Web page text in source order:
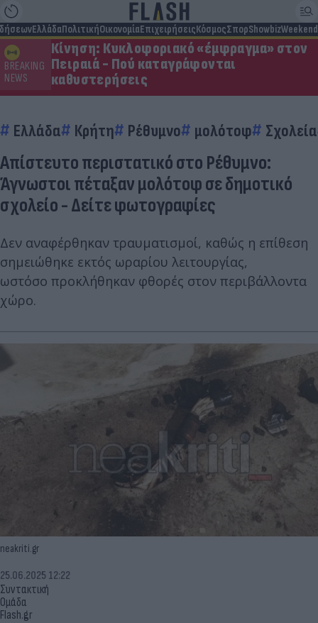
ΕλλάδαΠολιτικήΟικονομίαΕπιχειρήσειςΚόσμοςΣπορShowbizWeekend
BREAKING
NEWS
Κίνηση: Κυκλοφοριακό «έμφραγμα» στον
Πειραιά - Πού καταγράφονται
καθυστερήσεις
Ελλάδα Κρήτη Ρέθυμνο μολότοφ Σχολεία
Απίστευτο περιστατικό στο Ρέθυμνο:
Άγνωστοι πέταξαν μολότοφ σε δημοτικό
σχολείο - Δείτε φωτογραφίες
Δεν αναφέρθηκαν τραυματισμοί, καθώς η επίθεση
σημειώθηκε εκτός ωραρίου λειτουργίας,
ωστόσο προκλήθηκαν φθορές στον περιβάλλοντα
χώρο.
neakriti.gr
Συντακτική
Ομάδα
Flash.gr
25.06.2025 12:22